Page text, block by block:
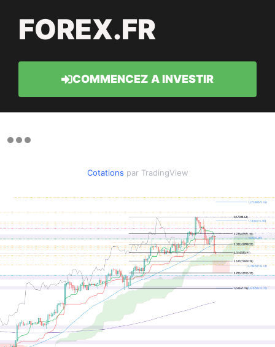
FOREX.FR
COMMENCEZ A INVESTIR
Cotations par TradingView